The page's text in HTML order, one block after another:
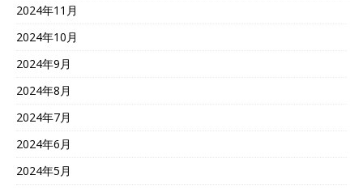
2024年11月
2024年10月
2024年9月
2024年8月
2024年7月
2024年6月
2024年5月